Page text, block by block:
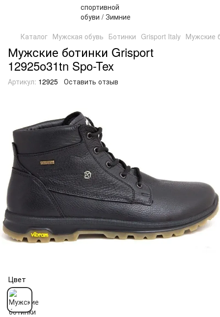
Каталог Мужская обувь Ботинки Grisport Italy Мужские
Мужские ботинки Grisport
12925o31tn Spo-Tex
Артикул: 12925 Оставить отзыв
Цвет